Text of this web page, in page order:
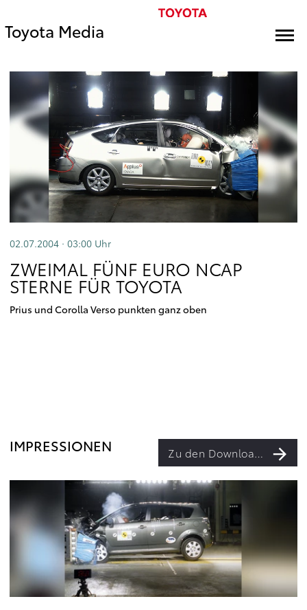
Toyota Media
02.07.2004 · 03:00 Uhr
ZWEIMAL FÜNF EURO NCAP
STERNE FÜR TOYOTA
Prius und Corolla Verso punkten ganz oben
IMPRESSIONEN Zu den Downloads